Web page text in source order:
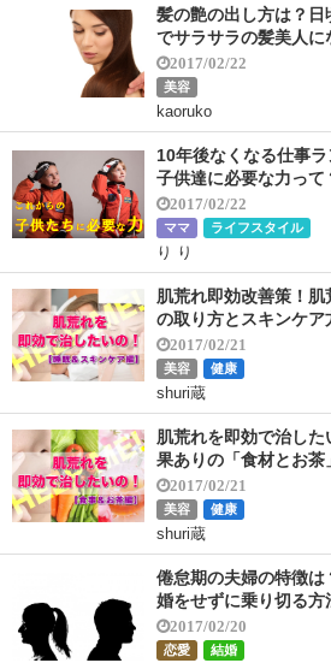
髪の艶の出し方は？
でサラサラの髪美人に
2017/02/22
美容
kaoruko
10年後なくなる仕事
子供達に必要な力って
2017/02/22
ママ ライフスタイル
り り
肌荒れ即効改善策！
の取り方とスキンケア
2017/02/21
美容 健康
shuri蔵
肌荒れを即効で治し
果ありの「食材とお茶
2017/02/21
美容 健康
shuri蔵
倦怠期の夫婦の特徴
婚をせずに乗り切る方
2017/02/20
恋愛 結婚